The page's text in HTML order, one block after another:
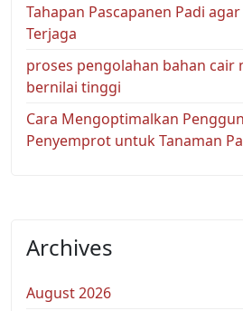
Tahapan Pascapanen Padi
Terjaga
proses pengolahan bahan cair
bernilai tinggi
Cara Mengoptimalkan
Penyemprot untuk Tanaman
Archives
August 2026